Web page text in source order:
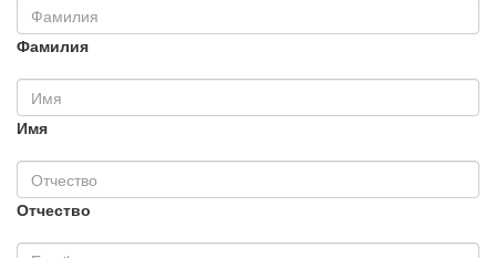
Фамилия
Имя
Отчество